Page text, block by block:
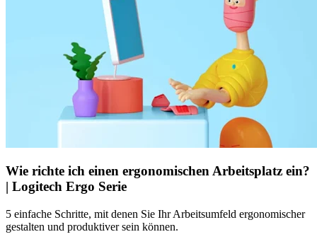
Wie richte ich einen ergonomischen Arbeitsplatz ein?
| Logitech Ergo Serie
5 einfache Schritte, mit denen Sie Ihr Arbeitsumfeld ergonomischer
gestalten und produktiver sein können.